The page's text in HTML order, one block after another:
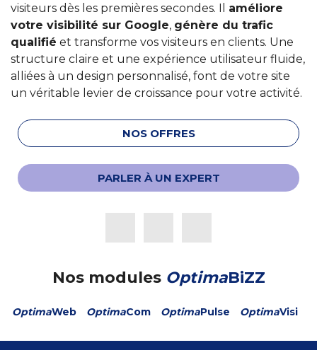
visiteurs dès les premières secondes. Il améliore
votre visibilité sur Google, génère du trafic
qualifié et transforme vos visiteurs en clients. Une
structure claire et une expérience utilisateur fluide,
alliées à un design personnalisé, font de votre site
un véritable levier de croissance pour votre activité.
NOS OFFRES
PARLER À UN EXPERT
Nos modules OptimaBiZZ
OptimaWeb OptimaCom OptimaPulse OptimaVisi